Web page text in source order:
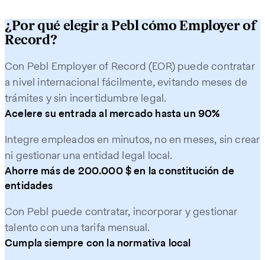
¿Por qué elegir a Pebl cómo Employer of
Record?
Con Pebl Employer of Record (EOR) puede contratar
a nivel internacional fácilmente, evitando meses de
trámites y sin incertidumbre legal.
Acelere su entrada al mercado hasta un 90%
Integre empleados en minutos, no en meses, sin crear
ni gestionar una entidad legal local.
Ahorre más de 200.000 $ en la constitución de
entidades
Con Pebl puede contratar, incorporar y gestionar
talento con una tarifa mensual.
Cumpla siempre con la normativa local